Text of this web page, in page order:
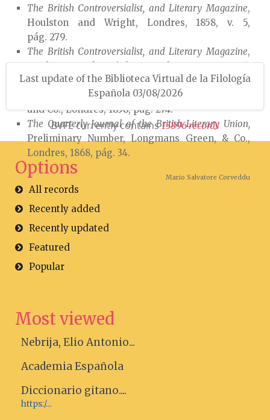
The British Controversialist, and Literary Magazine,
Houlston and Wright, Londres, 1858, v. 5,
pág. 279.
The British Controversialist, and Literary Magazine,
Houlston and Wright, Londres, 1858, v. 6,
pág. 192.
The Literary and Education Year Book for 1859
and Co., Londres, 1858, pág. 274.
The Quarterly Journal of the British Literary Union,
Preliminary Number, Longmans Green, & Co.,
Londres, 1868, pág. 34.
Mario Salvatore Corveddu
Last update of the Biblioteca Virtual de la Filología
Española 03/08/2026
BVFE currently contains13896records
Options
All records
Recently added
Recently updated
Featured
Popular
Most viewed
Nebrija, Elio Antonio...
Academia Española
Diccionario gitano....
https:/...